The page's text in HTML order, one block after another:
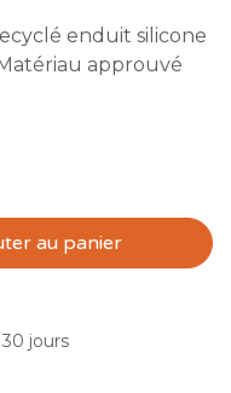
enduit silicone
approuvé
au panier
jours